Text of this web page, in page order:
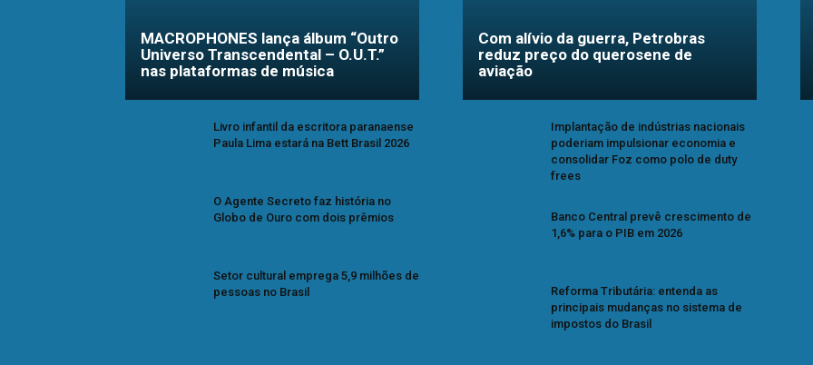
MACROPHONES lança álbum “Outro
Universo Transcendental – O.U.T.”
nas plataformas de música
Livro infantil da escritora paranaense
Paula Lima estará na Bett Brasil 2026
O Agente Secreto faz história no
Globo de Ouro com dois prêmios
Setor cultural emprega 5,9 milhões de
pessoas no Brasil
Com alívio da guerra, Petrobras
reduz preço do querosene de
aviação
Implantação de indústrias nacionais
poderiam impulsionar economia e
consolidar Foz como polo de duty
frees
Banco Central prevê crescimento de
1,6% para o PIB em 2026
Reforma Tributária: entenda as
principais mudanças no sistema de
impostos do Brasil